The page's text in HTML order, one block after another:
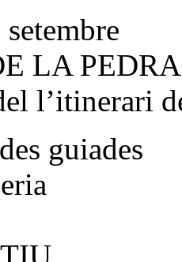
LA
l’itinerari
guiades